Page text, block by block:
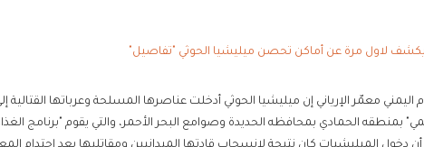
اليمني معمّر الإرياني إن ميليشيا الحوثي أدخلت عناصرها المسلحة وعرباتها القتالية
بمنطقه الحمادي بمحافظه الحديدة وصوامع البحر الأحمر، والتي يقوم "برنامج